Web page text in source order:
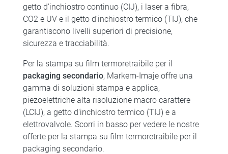
getto d'inchiostro continuo (CIJ), i laser a fibra,
CO2 e UV e il getto d'inchiostro termico (TIJ), che
garantiscono livelli superiori di precisione,
sicurezza e tracciabilità.
Per la stampa su film termoretraibile per il
packaging secondario, Markem-Imaje offre una
gamma di soluzioni stampa e applica,
piezoelettriche alta risoluzione macro carattere
(LCIJ), a getto d'inchiostro termico (TIJ) e a
elettrovalvole. Scorri in basso per vedere le nostre
offerte per la stampa su film termoretraibile per il
packaging secondario.